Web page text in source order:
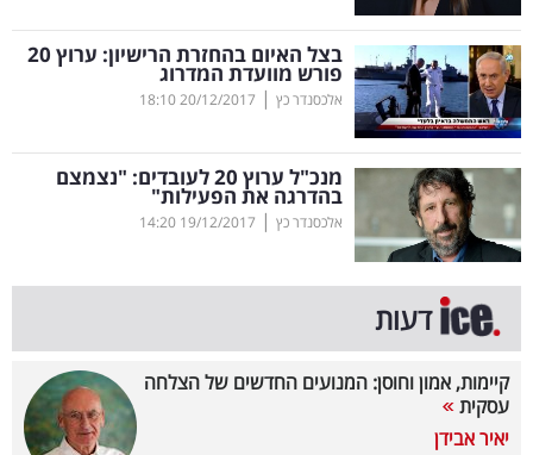
דעות
רכילות
עסקית
קריפטו
ויראלי
טלוויזיה
עסקי
ספורט
קריירה
בצל האיום בהחזרת הרישיון: ערוץ 20
פורש מוועדת המדרוג
אלכסנדר כץ |
20/12/2017
18:10
מנכ"ל ערוץ 20 לעובדים: "נצמצם
בהדרגה את הפעילות"
אלכסנדר כץ |
19/12/2017
14:20
דעות
קיימות, אמון וחוסן: המנועים החדשים של הצלחה
עסקית
יאיר אבידן